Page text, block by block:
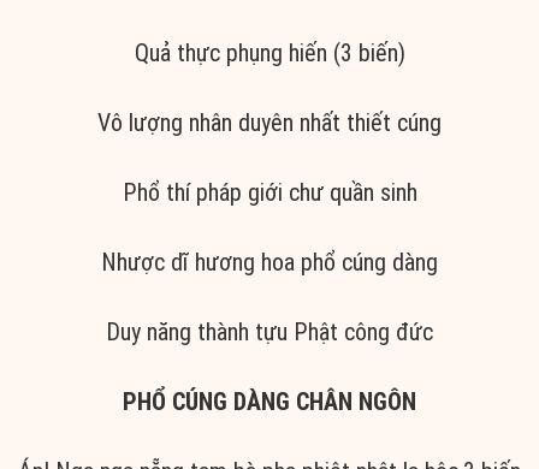
Quả thực phụng hiến (3 biến)
Vô lượng nhân duyên nhất thiết cúng
Phổ thí pháp giới chư quần sinh
Nhược dĩ hương hoa phổ cúng dàng
Duy năng thành tựu Phật công đức
PHỔ CÚNG DÀNG CHÂN NGÔN